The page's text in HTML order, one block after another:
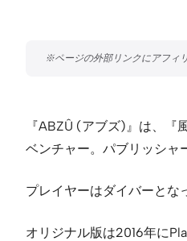
『ABZÛ (アブズ)』は、
ベンチャー。パブリッシャ
プレイヤーはダイバーとな
オリジナル版は2016年に